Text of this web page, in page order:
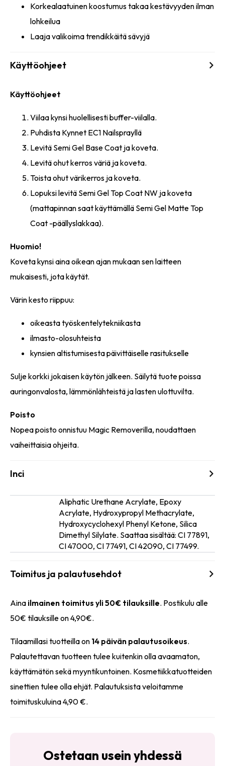
Korkealaatuinen koostumus takaa kestävyyden ilman
lohkeilua
Laaja valikoima trendikkäitä sävyjä
Käyttöohjeet
Käyttöohjeet
Viilaa kynsi huolellisesti buffer-viilalla.
Puhdista Kynnet EC1 Nailsprayllä
Levitä Semi Gel Base Coat ja koveta.
Levitä ohut kerros väriä ja koveta.
Toista ohut värikerros ja koveta.
Lopuksi levitä Semi Gel Top Coat NW ja koveta
(mattapinnan saat käyttämällä Semi Gel Matte Top
Coat -päällyslakkaa).
Huomio!
Koveta kynsi aina oikean ajan mukaan sen laitteen
mukaisesti, jota käytät.
Värin kesto riippuu:
oikeasta työskentelytekniikasta
ilmasto-olosuhteista
kynsien altistumisesta päivittäiselle rasitukselle
Sulje korkki jokaisen käytön jälkeen. Säilytä tuote poissa
auringonvalosta, lämmönlähteistä ja lasten ulottuvilta.
Poisto
Nopea poisto onnistuu Magic Removerilla, noudattaen
vaiheittaisia ohjeita.
Inci
Aliphatic Urethane Acrylate, Epoxy
Acrylate, Hydroxypropyl Methacrylate,
Hydroxycyclohexyl Phenyl Ketone, Silica
Dimethyl Silylate. Saattaa sisältää: CI 77891,
CI 47000, CI 77491, CI 42090, CI 77499.
Toimitus ja palautusehdot
Aina ilmainen toimitus yli 50€ tilauksille. Postikulu alle
50€ tilauksille on 4,90€.
Tilaamillasi tuotteilla on 14 päivän palautusoikeus.
Palautettavan tuotteen tulee kuitenkin olla avaamaton,
käyttämätön sekä myyntikuntoinen. Kosmetiikkatuotteiden
sinettien tulee olla ehjät. Palautuksista veloitamme
toimituskuluina 4,90 €.
Ostetaan usein yhdessä